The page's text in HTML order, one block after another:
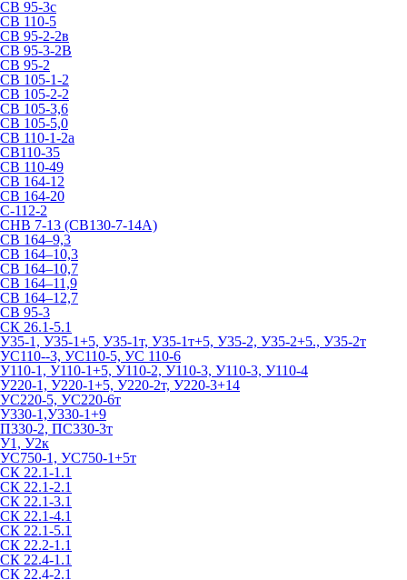
СВ 95-3с
СВ 110-5
СВ 95-2-2в
СВ 95-3-2В
СВ 95-2
СВ 105-1-2
СВ 105-2-2
СВ 105-3,6
СВ 105-5,0
СВ 110-1-2а
СВ110-35
СВ 110-49
СВ 164-12
СВ 164-20
С-112-2
СНВ 7-13 (СВ130-7-14А)
СВ 164–9,3
СВ 164–10,3
СВ 164–10,7
СВ 164–11,9
СВ 164–12,7
СВ 95-3
СК 26.1-5.1
У35-1, У35-1+5, У35-1т, У35-1т+5, У35-2, У35-2+5., У35-2т
УС110--3, УС110-5, УС 110-6
У110-1, У110-1+5, У110-2, У110-3, У110-3, У110-4
У220-1, У220-1+5, У220-2т, У220-3+14
УС220-5, УС220-6т
У330-1,У330-1+9
П330-2, ПС330-3т
У1, У2к
УС750-1, УС750-1+5т
СК 22.1-1.1
СК 22.1-2.1
СК 22.1-3.1
СК 22.1-4.1
СК 22.1-5.1
СК 22.2-1.1
СК 22.4-1.1
СК 22.4-2.1